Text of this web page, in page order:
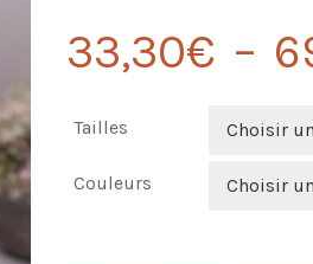
33,30€ –
Tailles Choisir
Couleurs Choisir